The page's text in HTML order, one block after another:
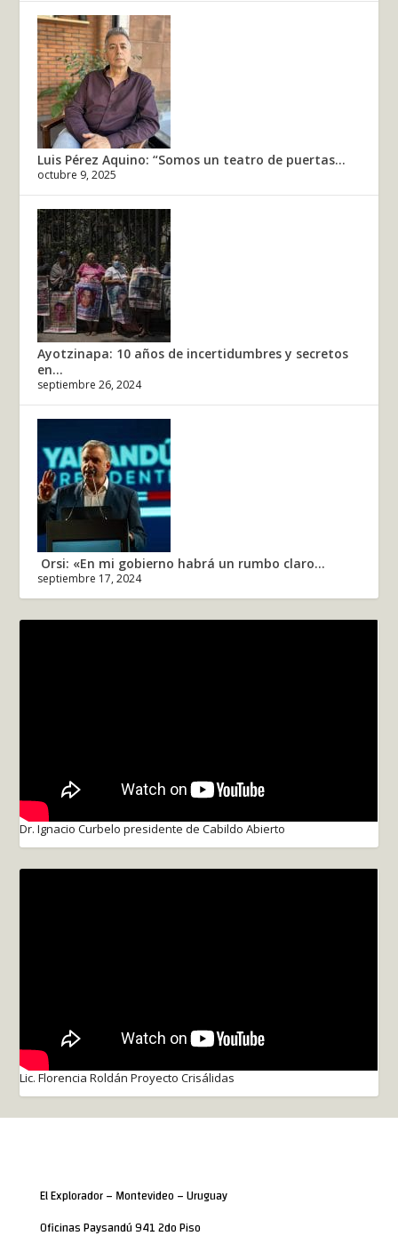
Luis Pérez Aquino: “Somos un teatro de puertas...
octubre 9, 2025
Ayotzinapa: 10 años de incertidumbres y secretos
en...
septiembre 26, 2024
Orsi: «En mi gobierno habrá un rumbo claro...
septiembre 17, 2024
Dr. Ignacio Curbelo presidente de Cabildo Abierto
Lic. Florencia Roldán Proyecto Crisálidas
El Explorador – Montevideo – Uruguay
Oficinas Paysandú 941 2do Piso